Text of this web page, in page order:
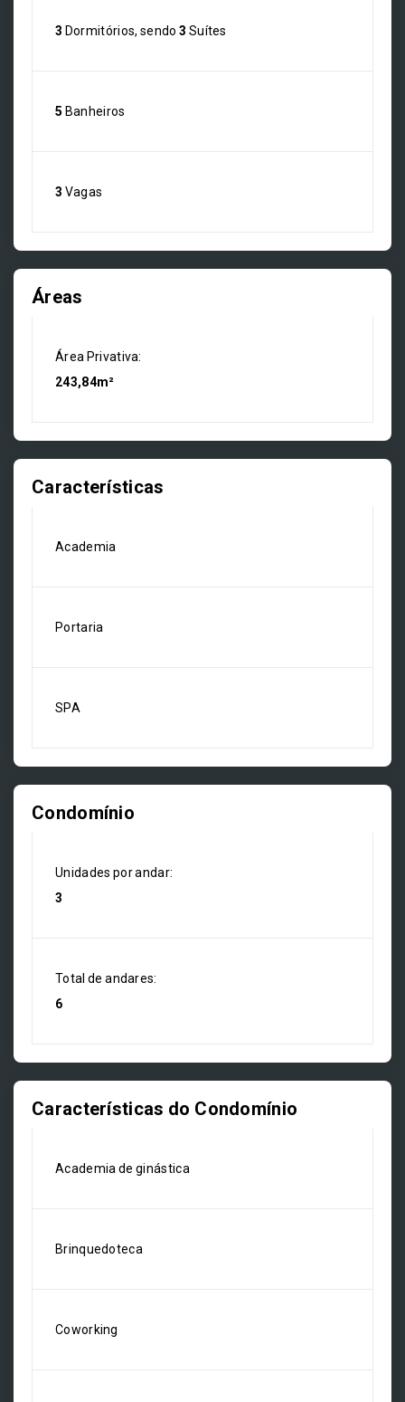
3 Dormitórios, sendo3 Suítes
5 Banheiros
3 Vagas
Áreas
Área Privativa:
243,84m²
Características
Academia
Portaria
SPA
Condomínio
Unidades por andar:
3
Total de andares:
6
Características do Condomínio
Academia de ginástica
Brinquedoteca
Coworking